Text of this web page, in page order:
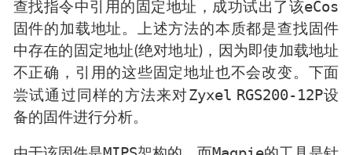
查找指令中引用的固定地址，成功试出了该eCos
固件的加载地址。上述方法的本质都是查找固件
中存在的固定地址(绝对地址)，因为即使加载地址
不正确，引用的这些固定地址也不会改变。下面
尝试通过同样的方法来对Zyxel RGS200-12P设
备的固件进行分析。